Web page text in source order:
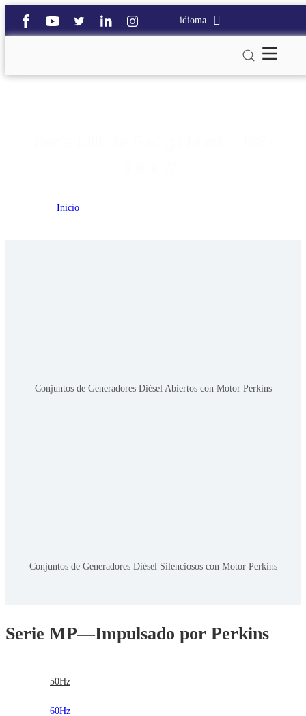
idioma
Inicio
Conjuntos de Generadores Diésel Abiertos con Motor Perkins
Conjuntos de Generadores Diésel Silenciosos con Motor Perkins
Serie MP—Impulsado por Perkins
50Hz
60Hz